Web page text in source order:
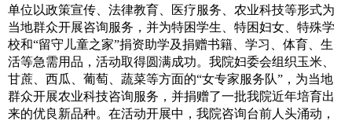
单位以政策宣传、法律教育、医疗服务、农业科技等形式为
当地群众开展咨询服务，并为特困学生、特困妇女、特殊学
校和“留守儿童之家”捐资助学及捐赠书籍、学习、体育、生
活等急需用品，活动取得圆满成功。我院妇委会组织玉米、
甘蔗、西瓜、葡萄、蔬菜等方面的“女专家服务队”，为当地
群众开展农业科技咨询服务，并捐赠了一批我院近年培育出
来的优良新品种。在活动开展中，我院咨询台前人头涌动，